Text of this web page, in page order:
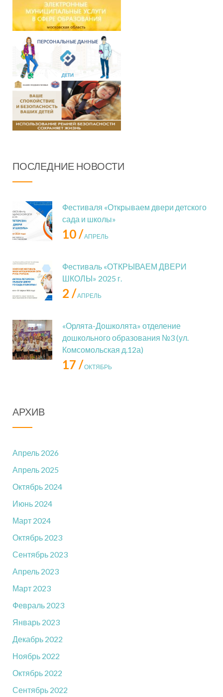
ПОСЛЕДНИЕ НОВОСТИ
Фестиваля «Открываем двери детского
сада и школы»
10 /АПРЕЛЬ
Фестиваль «ОТКРЫВАЕМ ДВЕРИ
ШКОЛЫ» 2025 г.
2 /АПРЕЛЬ
«Орлята-Дошколята» отделение
дошкольного образования №3 (ул.
Комсомольская д.12а)
17 /ОКТЯБРЬ
АРХИВ
Апрель 2026
Апрель 2025
Октябрь 2024
Июнь 2024
Март 2024
Октябрь 2023
Сентябрь 2023
Апрель 2023
Март 2023
Февраль 2023
Январь 2023
Декабрь 2022
Ноябрь 2022
Октябрь 2022
Сентябрь 2022